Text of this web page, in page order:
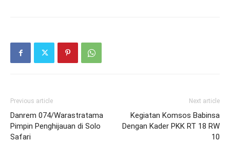
Previous article
Danrem 074/Warastratama
Pimpin Penghijauan di Solo
Safari
Next article
Kegiatan Komsos Babinsa
Dengan Kader PKK RT 18 RW
10